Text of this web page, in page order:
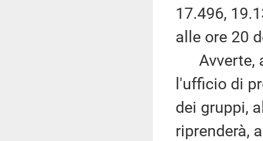
17.496,
alle ore 20
Avverte,
l'ufficio di
dei gruppi,
riprenderà,